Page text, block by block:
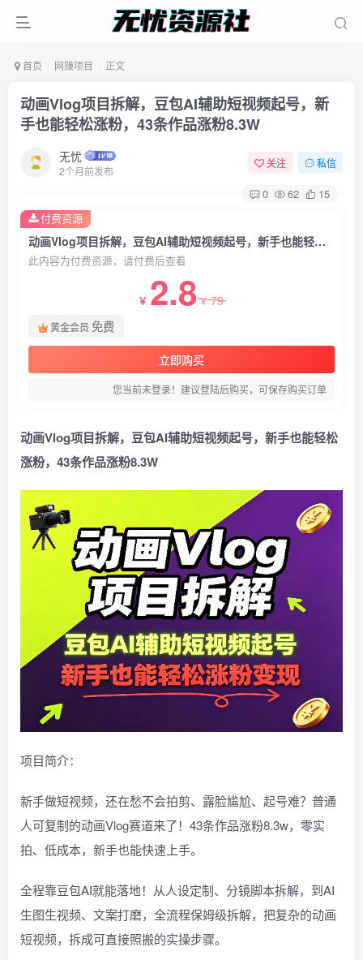
首页 网赚项目 正文
动画Vlog项目拆解，豆包AI辅助短视频起号，新
手也能轻松涨粉，43条作品涨粉8.3W
无忧
2个月前发布
关注 私信
0 62 15
动画Vlog项目拆解，豆包AI辅助短视频起号，新手也能轻松涨粉，43条作品涨粉8.3W
此内容为付费资源，请付费后查看
￥ 2.8￥79
黄金会员 免费
立即购买
您当前未登录！建议登陆后购买，可保存购买订单
付费资源
动画Vlog项目拆解，豆包AI辅助短视频起号，新手也能轻松
涨粉，43条作品涨粉8.3W
项目简介：
新手做短视频，还在愁不会拍剪、露脸尴尬、起号难？普通
人可复制的动画Vlog赛道来了！43条作品涨粉8.3w，零实
拍、低成本，新手也能快速上手。
全程靠豆包AI就能落地！从人设定制、分镜脚本拆解，到AI
生图生视频、文案打磨，全流程保姆级拆解，把复杂的动画
短视频，拆成可直接照搬的实操步骤。